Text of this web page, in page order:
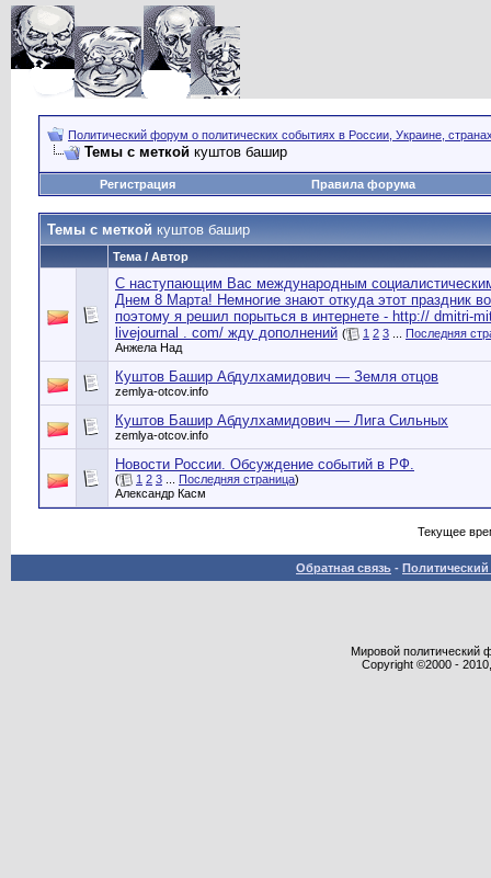
Политический форум о политических событиях в России, Украине,
Темы с меткой куштов башир
Регистрация Правила форума
Темы с меткой куштов башир
Тема / Автор
С наступающим Вас международным
Днем 8 Марта! Немногие знают откуда этот праздник
поэтому я решил порыться в интернете - http:// dmitri-
livejournal . com/ жду дополнений ( 1 2 3
Последняя
Анжела Над
Куштов Башир Абдулхамидович — Земля отцов
zemlya-otcov.info
Куштов Башир Абдулхамидович — Лига Cильных
zemlya-otcov.info
Новости России. Обсуждение событий в РФ.
( 1 2 3 Последняя страница)
Александр Касм
Текущее
Обратная связь -
Мировой политический
Copyright ©2000 -